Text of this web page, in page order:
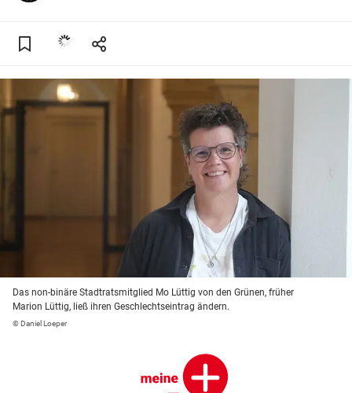
Das non-binäre Stadtratsmitglied Mo Lüttig von den Grünen, früher
Marion Lüttig, ließ ihren Geschlechtseintrag ändern.
© Daniel Loeper